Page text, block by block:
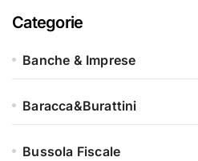
Categorie
Banche & Imprese
Baracca&Burattini
Bussola Fiscale